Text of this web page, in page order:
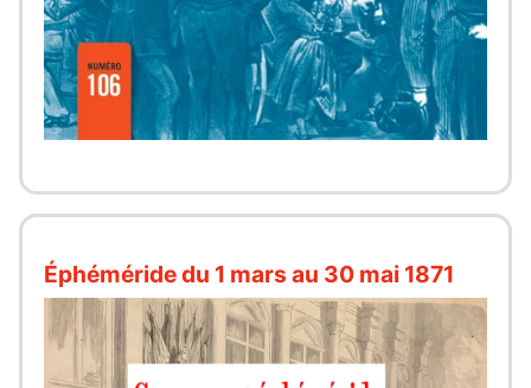
Éphéméride du 1 mars au 30 mai 1871